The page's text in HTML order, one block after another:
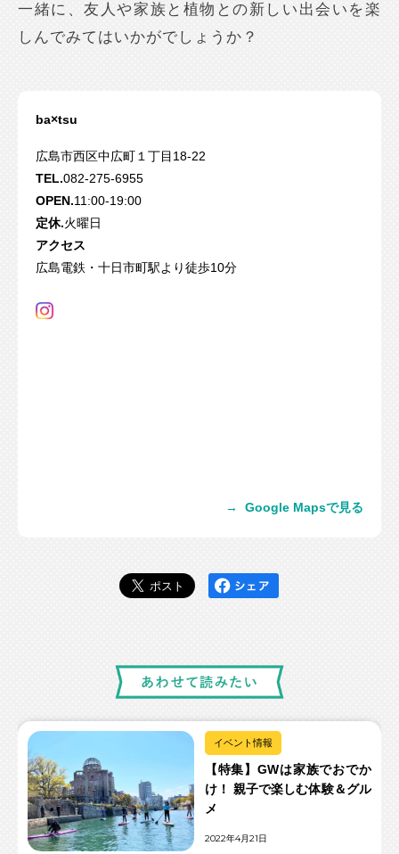
一緒に、友人や家族と植物との新しい出会いを楽
しんでみてはいかがでしょうか？
ba×tsu
広島市西区中広町１丁目18-22
TEL.082-275-6955
OPEN.11:00-19:00
定休.火曜日
アクセス
広島電鉄・十日市町駅より徒歩10分
→ Google Mapsで見る
イベント情報
【特集】GWは家族でおでか
け！ 親子で楽しむ体験＆グル
メ
2022年4月21日